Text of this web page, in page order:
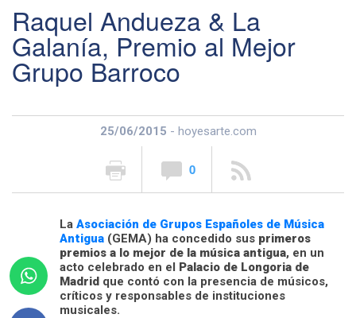
Raquel Andueza & La
Galanía, Premio al Mejor
Grupo Barroco
25/06/2015 - hoyesarte.com
0
La Asociación de Grupos Españoles de Música
Antigua (GEMA) ha concedido sus primeros
premios a lo mejor de la música antigua, en un
acto celebrado en el Palacio de Longoria de
Madrid que contó con la presencia de músicos,
críticos y responsables de instituciones
musicales.